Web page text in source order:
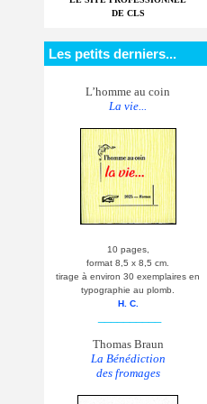
DE CLS
Les petits derniers...
L’homme au coin
La vie...
10 pages,
format 8,5 x 8,5 cm.
tirage à environ 30 exemplaires en
typographie au plomb.
H. C.
Thomas Braun
La Bénédiction
des fromages